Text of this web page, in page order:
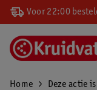
Voor 22:00
Home Deze actie